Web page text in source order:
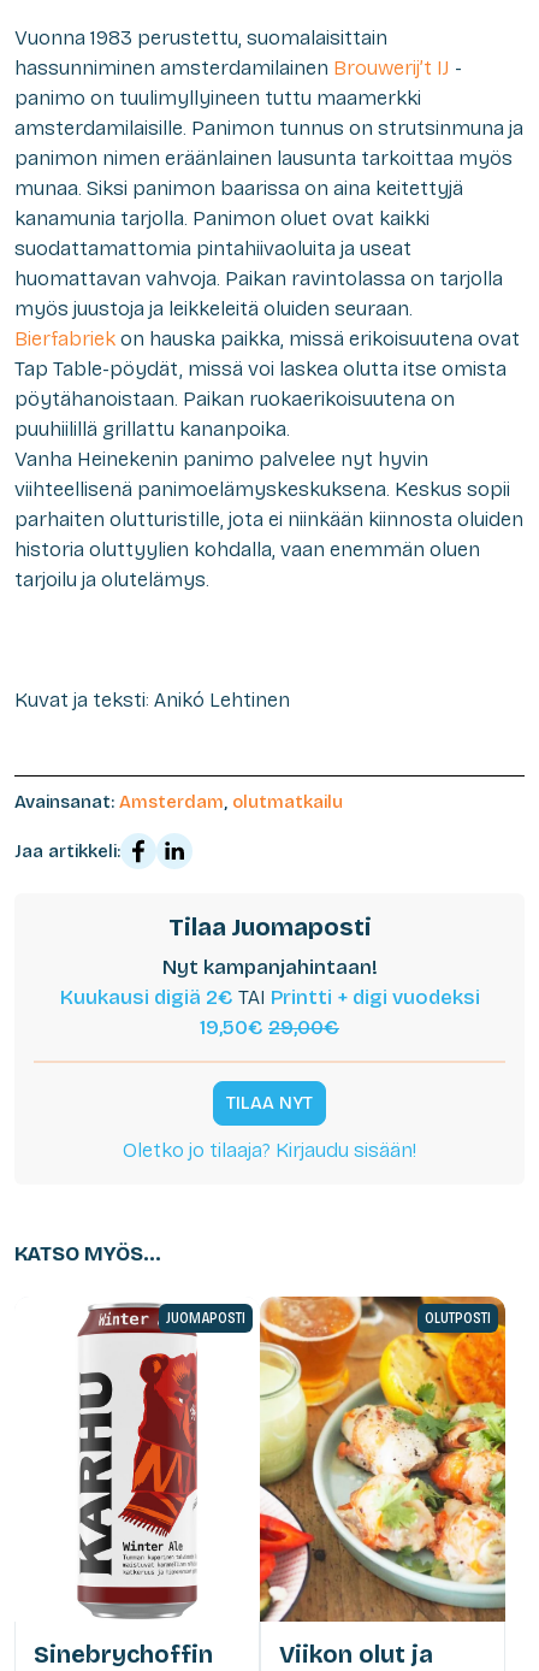
Vuonna 1983 perustettu, suomalaisittain
hassunniminen amsterdamilainen Brouwerij’t IJ -
panimo on tuulimyllyineen tuttu maamerkki
amsterdamilaisille. Panimon tunnus on strutsinmuna ja
panimon nimen eräänlainen lausunta tarkoittaa myös
munaa. Siksi panimon baarissa on aina keitettyjä
kanamunia tarjolla. Panimon oluet ovat kaikki
suodattamattomia pintahiivaoluita ja useat
huomattavan vahvoja. Paikan ravintolassa on tarjolla
myös juustoja ja leikkeleitä oluiden seuraan.
Bierfabriekon hauska paikka, missä erikoisuutena ovat
Tap Table-pöydät, missä voi laskea olutta itse omista
pöytähanoistaan. Paikan ruokaerikoisuutena on
puuhiilillä grillattu kananpoika.
Vanha Heinekenin panimo palvelee nyt hyvin
viihteellisenä panimoelämyskeskuksena. Keskus sopii
parhaiten olutturistille, jota ei niinkään kiinnosta oluiden
historia oluttyylien kohdalla, vaan enemmän oluen
tarjoilu ja olutelämys.
Kuvat ja teksti: Anikó Lehtinen
Avainsanat: Amsterdam, olutmatkailu
Jaa artikkeli:
Tilaa Juomaposti
Nyt kampanjahintaan!
Kuukausi digiä 2€ TAI Printti + digi vuodeksi
19,50€ 29,00€
TILAA NYT
Oletko jo tilaaja? Kirjaudu sisään!
KATSO MYÖS...
JUOMAPOSTI
Sinebrychoffin
OLUTPOSTI
Viikon olut ja